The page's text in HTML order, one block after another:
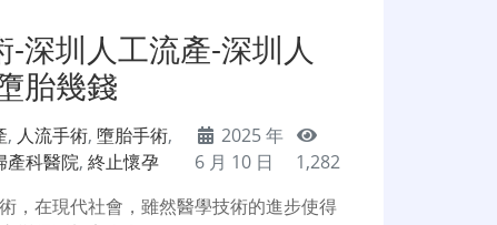
-深圳人工流產-深圳人
胎幾錢
, 人流手術,墮胎手術,
產科醫院,終止懷孕
2025 年
6 月 10 日
1,282
，在現代社會，雖然醫學技術的進步使得